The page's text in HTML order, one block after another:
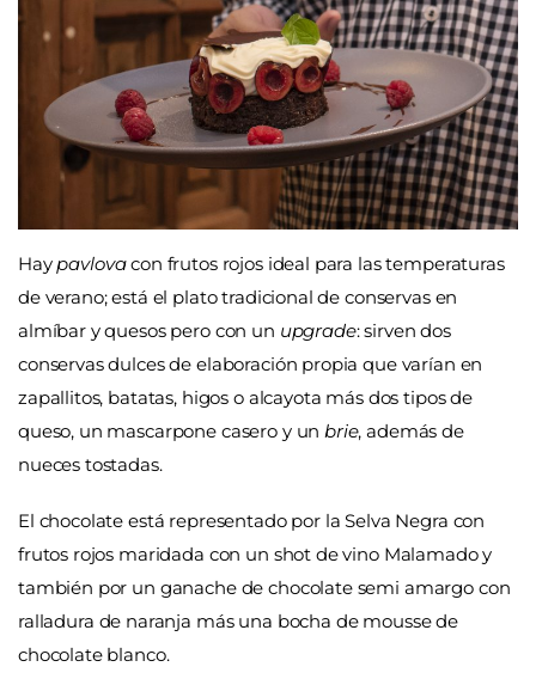
Hay pavlovacon frutos rojos ideal para las temperaturas
de verano; está el plato tradicional de conservas en
almíbar y quesos pero con un upgrade: sirven dos
conservas dulces de elaboración propia que varían en
zapallitos, batatas, higos o alcayota más dos tipos de
queso, un mascarpone casero y un brie, además de
nueces tostadas.
El chocolate está representado por la Selva Negra con
frutos rojos maridada con un shot de vino Malamado y
también por un ganache de chocolate semi amargo con
ralladura de naranja más una bocha de mousse de
chocolate blanco.